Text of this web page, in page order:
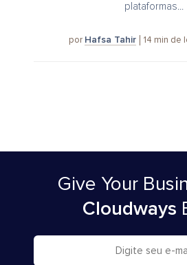
plataformas...
por Hafsa Tahir 14 min de
Give Your
Cloudways